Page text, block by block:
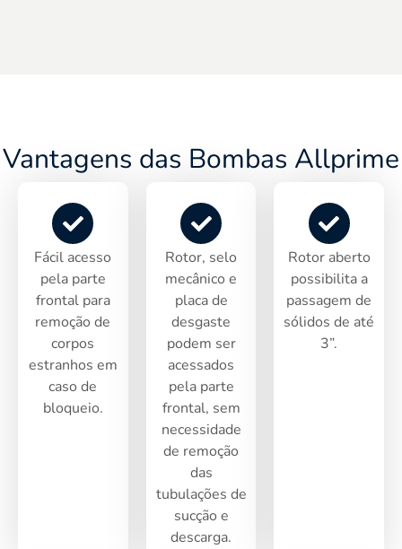
Vantagens das Bombas Allprime
Fácil acesso
pela parte
frontal para
remoção de
corpos
estranhos em
caso de
bloqueio.
Rotor, selo
mecânico e
placa de
desgaste
podem ser
acessados
pela parte
frontal, sem
necessidade
de remoção
das
tubulações de
sucção e
descarga.
Rotor aberto
possibilita a
passagem de
sólidos de até
3”.